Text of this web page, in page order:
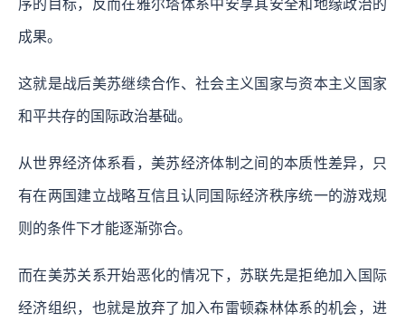
序的目标，反而在雅尔塔体系中安享其安全和地缘政治的
成果。
这就是战后美苏继续合作、社会主义国家与资本主义国家
和平共存的国际政治基础。
从世界经济体系看，美苏经济体制之间的本质性差异，只
有在两国建立战略互信且认同国际经济秩序统一的游戏规
则的条件下才能逐渐弥合。
而在美苏关系开始恶化的情况下，苏联先是拒绝加入国际
经济组织，也就是放弃了加入布雷顿森林体系的机会，进